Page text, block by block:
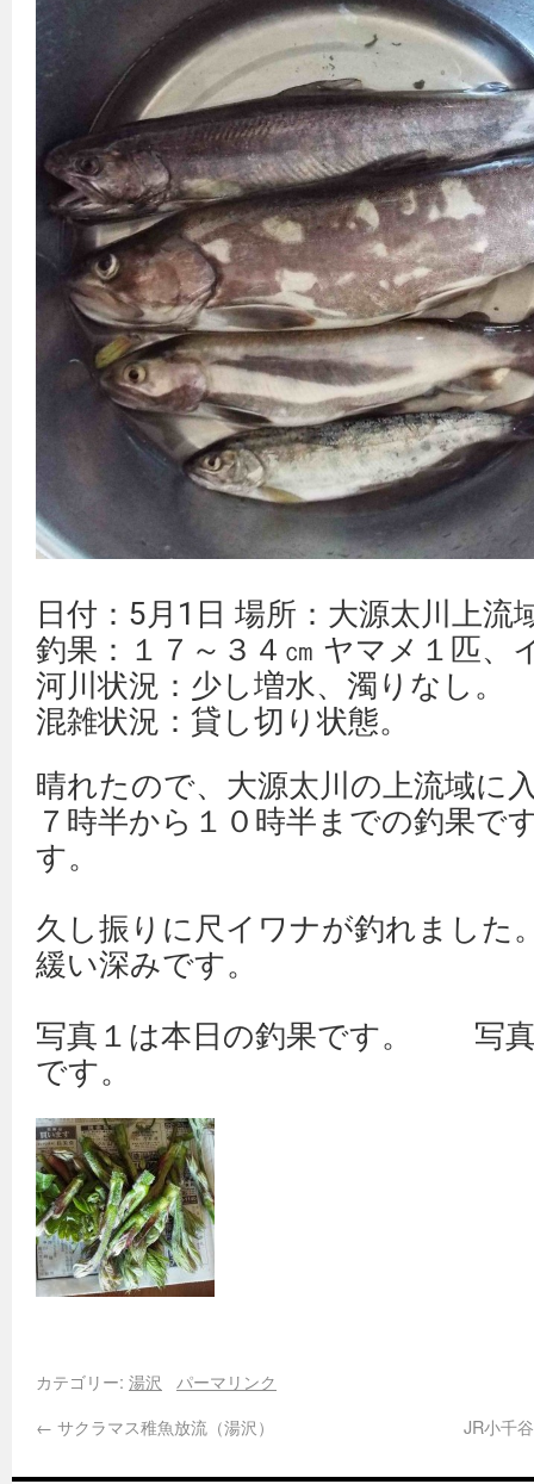
日付：5月1日 場所：大源太川上流
釣果：１７～３４㎝ ヤマメ１匹、
河川状況：少し増水、濁りなし。
混雑状況：貸し切り状態。
晴れたので、大源太川の上流域に
７時半から１０時半までの釣果で
す。
久し振りに尺イワナが釣れました
緩い深みです。
写真１は本日の釣果です。 写真
です。
カテゴリー: 湯沢
パーマリンク
← サクラマス稚魚放流（湯沢） JR小千